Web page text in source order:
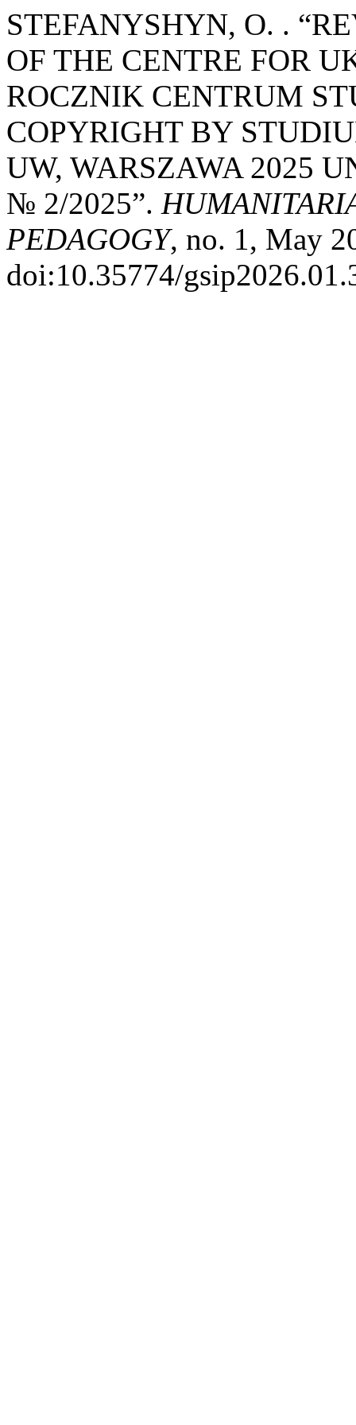
STEFANYSHYN, O. .
OF THE CENTRE FOR
ROCZNIK CENTRUM
COPYRIGHT BY
UW, WARSZAWA 2025
№ 2/2025”.
PEDAGOGY, no. 1, May
doi:10.35774/